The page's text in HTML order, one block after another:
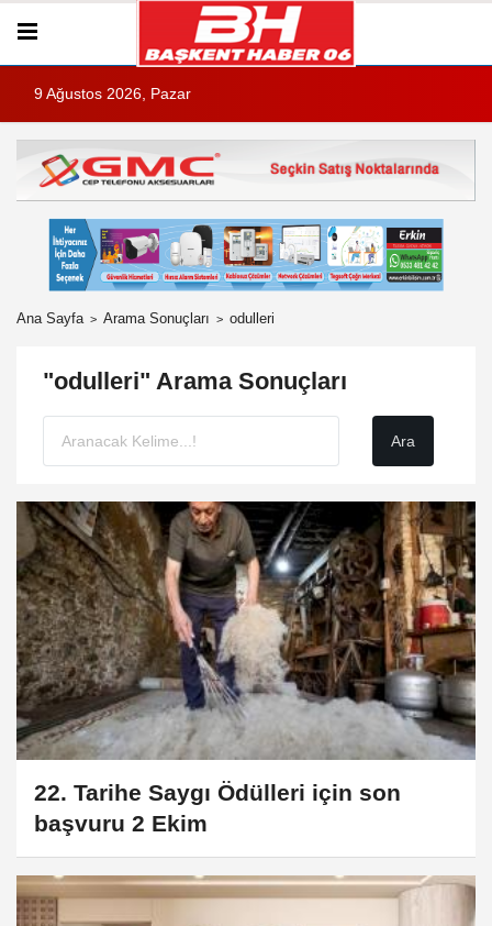
9 Ağustos 2026, Pazar
Ana Sayfa Arama Sonuçları odulleri
"odulleri" Arama Sonuçları
22. Tarihe Saygı Ödülleri için son
başvuru 2 Ekim